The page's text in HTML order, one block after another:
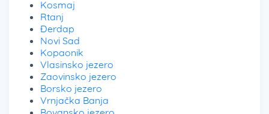
Kosmaj
Rtanj
Đerdap
Novi Sad
Kopaonik
Vlasinsko jezero
Zaovinsko jezero
Borsko jezero
Vrnjačka Banja